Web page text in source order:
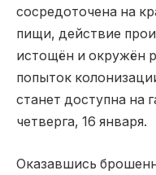
сосредоточена на
пищи, действие
истощён и окружён
попыток
станет доступна на
четверга, 16 января.
Оказавшись